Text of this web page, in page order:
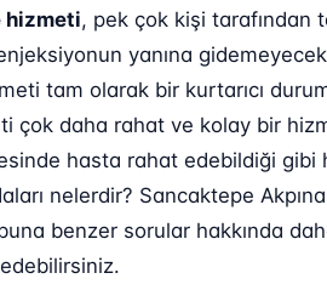
hizmeti, pek çok kişi tarafından
yanına
tam olarak bir kurtarıcı
çok daha rahat ve kolay bir
hasta rahat edebildiği gibi
nelerdir? Sancaktepe
benzer sorular hakkında